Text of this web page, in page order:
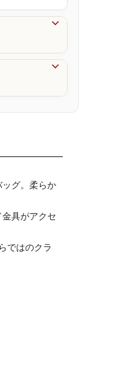


グ。柔らか
具がアクセ
ではのクラ